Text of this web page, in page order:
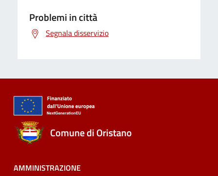
Problemi in città
Segnala disservizio
Comune di Oristano
AMMINISTRAZIONE